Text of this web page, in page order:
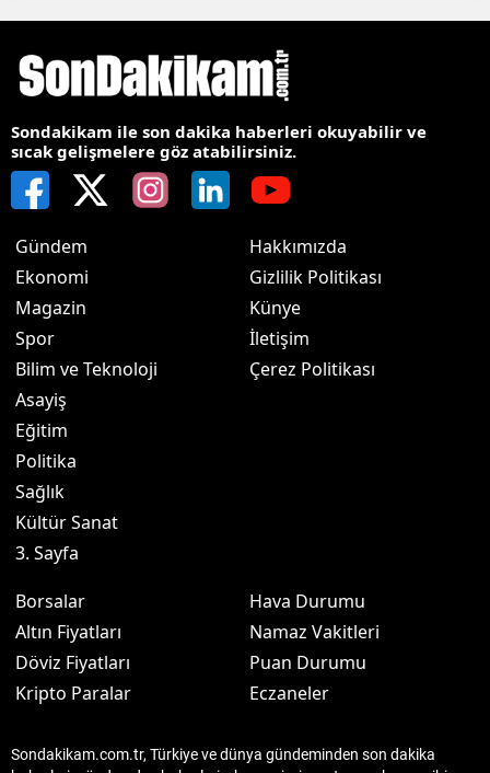
Sondakikam ile son dakika haberleri okuyabilir ve
sıcak gelişmelere göz atabilirsiniz.
Gündem
Ekonomi
Magazin
Spor
Bilim ve Teknoloji
Asayiş
Eğitim
Politika
Sağlık
Kültür Sanat
3. Sayfa
Hakkımızda
Gizlilik Politikası
Künye
İletişim
Çerez Politikası
Borsalar
Altın Fiyatları
Döviz Fiyatları
Kripto Paralar
Hava Durumu
Namaz Vakitleri
Puan Durumu
Eczaneler
Sondakikam.com.tr, Türkiye ve dünya gündeminden son dakika